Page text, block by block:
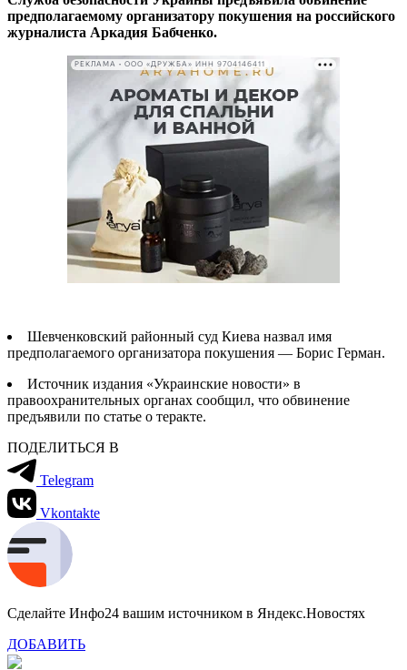
предполагаемому организатору покушения на российского
журналиста Аркадия Бабченко.
РЕКЛАМА • ООО «ДРУЖБА» ИНН 9704146411
Шевченковский районный суд Киева назвал имя
предполагаемого организатора покушения — Борис Герман.
Источник издания «Украинские новости» в
правоохранительных органах сообщил, что обвинение
предъявили по статье о теракте.
ПОДЕЛИТЬСЯ В
Telegram
Vkontakte
Сделайте Инфо24 вашим источником в Яндекс.Новостях
ДОБАВИТЬ